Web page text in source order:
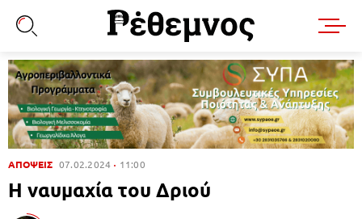
ΑΠΟΨΕΙΣ 07.02.2024 11:00
Η ναυμαχία του Δριού